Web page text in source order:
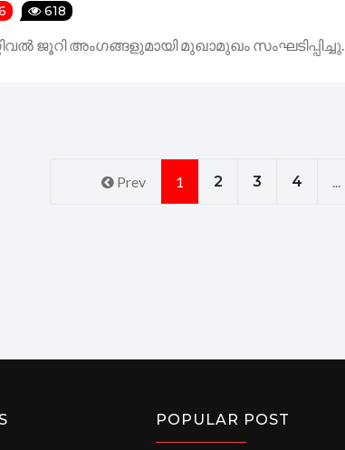
618
ജൂറി അംഗങ്ങളുമായി മുഖാമുഖം സംഘടിപ്പിച്ചു.
Prev 1 2 3 4
POPULAR POST